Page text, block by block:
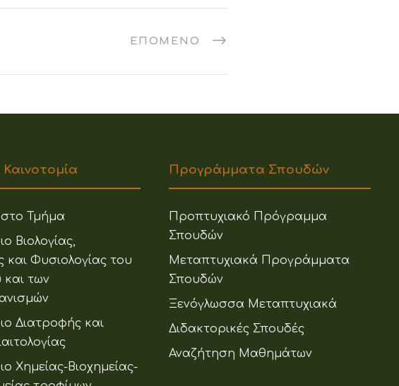
ΕΠΌΜΕΝΟ
Τμήμα
Βιολογίας,
και Φυσιολογίας του
των
Διατροφής και
Χημείας-Βιοχημείας-
Προγράμματα Σπουδών
Προπτυχιακό Πρόγραμμα
Σπουδών
Μεταπτυχιακά Προγράμματα
Σπουδών
Ξενόγλωσσα Μεταπτυχιακά
Διδακτορικές Σπουδές
Αναζήτηση Μαθημάτων